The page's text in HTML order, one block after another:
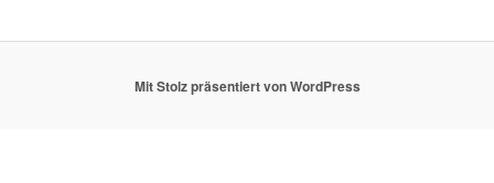
Mit Stolz präsentiert von WordPress